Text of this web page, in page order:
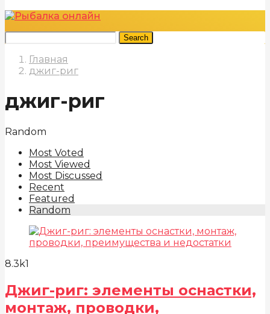
Search
Главная
джиг-риг
джиг-риг
Random
Most Voted
Most Viewed
Most Discussed
Recent
Featured
Random
8.3k1
Джиг-риг: элементы оснастки,
монтаж, проводки,